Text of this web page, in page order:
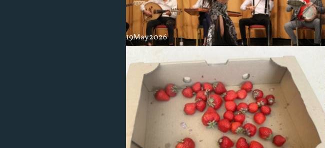
2020年3月、ロシア
ダンスで自分が1番大切にしている部分は表現する事、伝える事。それが
唯一自分に出来る事だと信じてた。今、学んでいるオリエンタルスタイ
ル。ここ半年くらい向き合う事が苦しかった。自分の特性と真逆なダン…
19May2026